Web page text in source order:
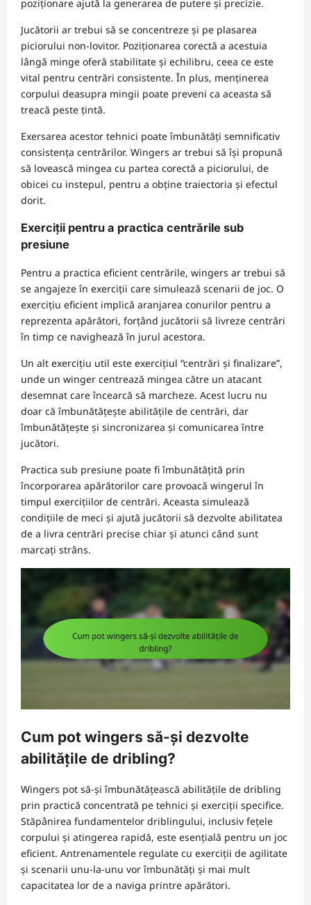
poziționare ajută la generarea de putere și precizie.
Jucătorii ar trebui să se concentreze și pe plasarea
piciorului non-lovitor. Poziționarea corectă a acestuia
lângă minge oferă stabilitate și echilibru, ceea ce este
vital pentru centrări consistente. În plus, menținerea
corpului deasupra mingii poate preveni ca aceasta să
treacă peste țintă.
Exersarea acestor tehnici poate îmbunătăți semnificativ
consistența centrărilor. Wingers ar trebui să își propună
să lovească mingea cu partea corectă a piciorului, de
obicei cu instepul, pentru a obține traiectoria și efectul
dorit.
Exerciții pentru a practica centrările sub
presiune
Pentru a practica eficient centrările, wingers ar trebui să
se angajeze în exerciții care simulează scenarii de joc. O
exercițiu eficient implică aranjarea conurilor pentru a
reprezenta apărători, forțând jucătorii să livreze centrări
în timp ce navighează în jurul acestora.
Un alt exercițiu util este exercițiul “centrări și finalizare”,
unde un winger centrează mingea către un atacant
desemnat care încearcă să marcheze. Acest lucru nu
doar că îmbunătățește abilitățile de centrări, dar
îmbunătățește și sincronizarea și comunicarea între
jucători.
Practica sub presiune poate fi îmbunătățită prin
încorporarea apărătorilor care provoacă wingerul în
timpul exercițiilor de centrări. Aceasta simulează
condițiile de meci și ajută jucătorii să dezvolte abilitatea
de a livra centrări precise chiar și atunci când sunt
marcați strâns.
Cum pot wingers să-și dezvolte
abilitățile de dribling?
Wingers pot să-și îmbunătățească abilitățile de dribling
prin practică concentrată pe tehnici și exerciții specifice.
Stăpânirea fundamentelor driblingului, inclusiv fețele
corpului și atingerea rapidă, este esențială pentru un joc
eficient. Antrenamentele regulate cu exerciții de agilitate
și scenarii unu-la-unu vor îmbunătăți și mai mult
capacitatea lor de a naviga printre apărători.